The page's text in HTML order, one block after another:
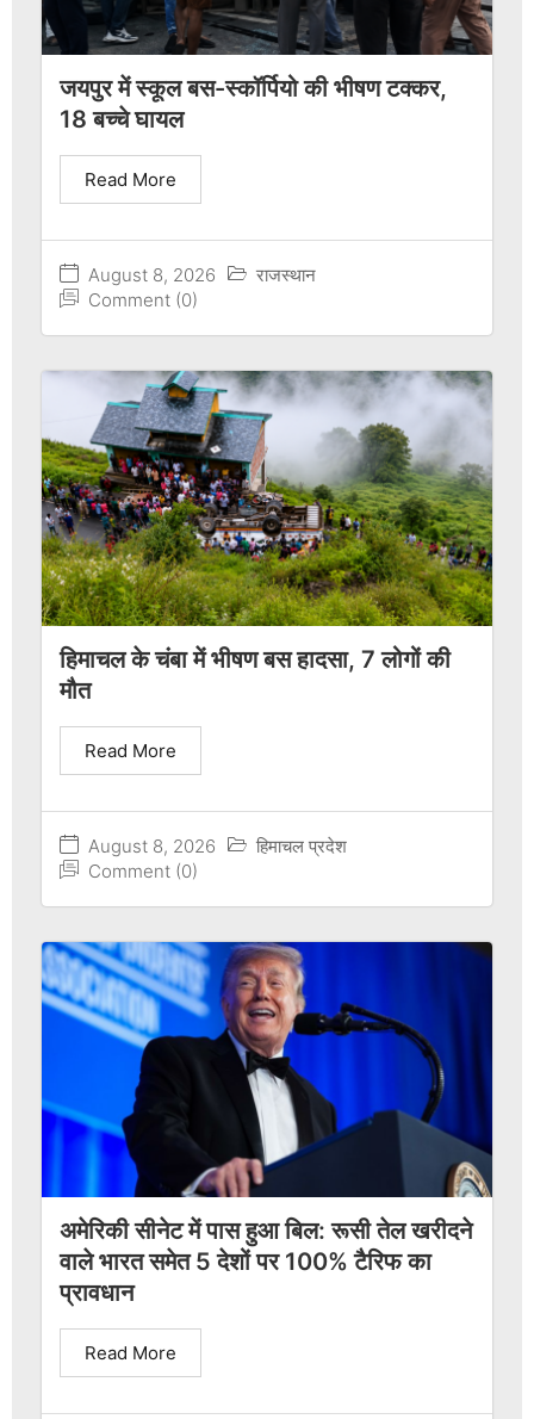
जयपुर में स्कूल बस-स्कॉर्पियो की भीषण टक्कर,
18 बच्चे घायल
August 8, 2026
राजस्थान
Comment (0)
Read More
हिमाचल के चंबा में भीषण बस हादसा, 7 लोगों की
मौत
August 8, 2026
हिमाचल प्रदेश
Comment (0)
Read More
अमेरिकी सीनेट में पास हुआ बिल: रूसी तेल खरीदने
वाले भारत समेत 5 देशों पर 100% टैरिफ का
प्रावधान
Read More